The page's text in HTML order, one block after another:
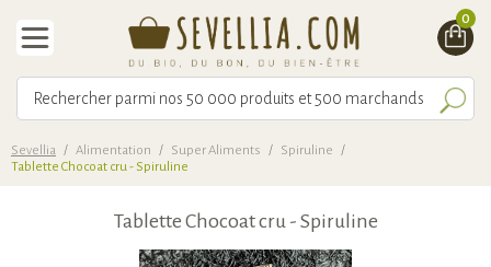
0
Sevellia / Alimentation / Super Aliments / Spiruline
/
Tablette Chocoat cru - Spiruline
Tablette Chocoat cru - Spiruline